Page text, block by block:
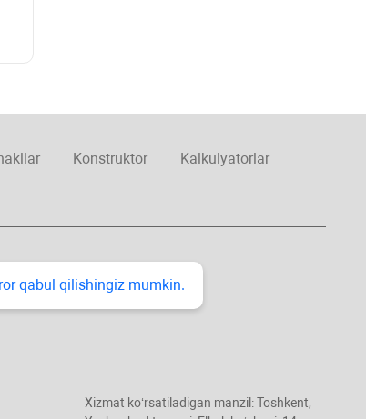
Konstruktor Kalkulyatorlar
qabul qilishingiz mumkin.
Xizmat koʻrsatiladigan manzil: Toshkent,